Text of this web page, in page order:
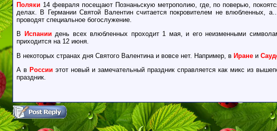
Поляки 14 февраля посещают Познаньскую метрополию, где, по поверью,
делах. В Германии Святой Валентин считается покровителем не влюбленных,
проводят специальное богослужение.
В
Испаниидень всех влюбленных проходит 1 мая, и его неизменными
приходится на 12 июня.
В некоторых странах дня Святого Валентина и вовсе нет. Например, в Иране и
А в России этот новый и замечательный праздник справляется как микс из
праздник.